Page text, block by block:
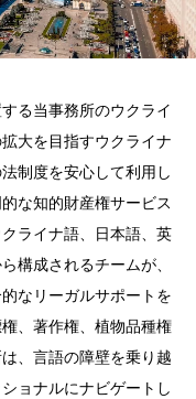
る当事務所のウクライ
大を目指すウクライナ
制度を安心して利用し
な知的財産権サービス
ライナ語、日本語、英
構成されるチームが、
なリーガルサポートを
、著作権、植物品種権
、言語の障壁を乗り越
ョナルにナビゲートし